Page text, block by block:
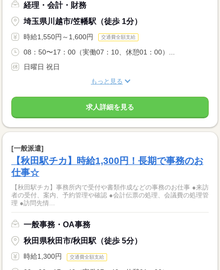
経理・会計・財務
埼玉県川越市/笠幡駅（徒歩 1分）
時給1,550円～1,600円 交通費全額支給
08：50〜17：00（実働07：10、休憩01：00）...
日曜日 祝日
もっと見る
求人詳細を見る
[一般派遣]
【秋田駅チカ】時給1,300円！長期で事務のお
仕事☆
【秋田駅チカ】事務所内で受付や書類作成などの事務のお仕事 ●来訪
者の受付、案内、予約管理や確認 ●会計伝票の処理、会議費の処理管
理 ●訪問先情...
一般事務・OA事務
秋田県秋田市/秋田駅（徒歩 5分）
時給1,300円 交通費全額支給